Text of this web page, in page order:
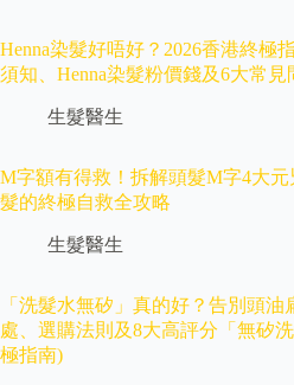
Henna染髮好唔好？2026香港終極
須知、Henna染髮粉價錢及6大常
生髮醫生
M字額有得救！拆解頭髮M字4大
髮的終極自救全攻略
生髮醫生
「洗髮水無矽」真的好？告別頭
處、選購法則及8大高評分「無矽
極指南)